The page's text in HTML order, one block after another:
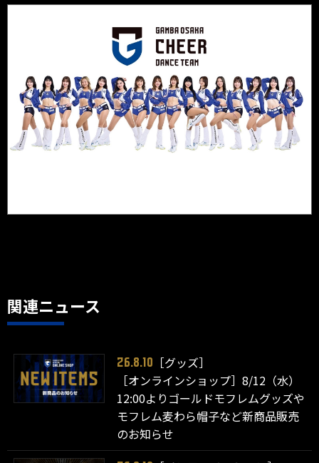
関連ニュース
26.8.10
［グッズ］
［オンラインショップ］8/12（水）
12:00よりゴールドモフレムグッズや
モフレム麦わら帽子など新商品販売
のお知らせ